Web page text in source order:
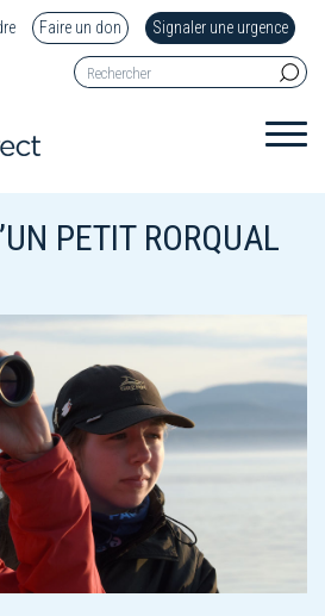
Faire un don Signaler une urgence
PETIT RORQUAL